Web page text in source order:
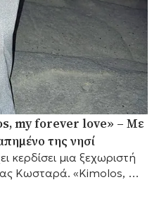
my forever love» – Με
της νησί
κερδίσει μια ξεχωριστή
Κωσταρά. «Kimolos, my